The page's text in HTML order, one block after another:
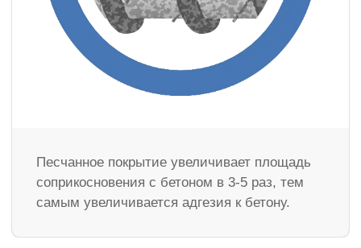
Песчанное покрытие увеличивает площадь
соприкосновения с бетоном в 3-5 раз, тем
самым увеличивается адгезия к бетону.